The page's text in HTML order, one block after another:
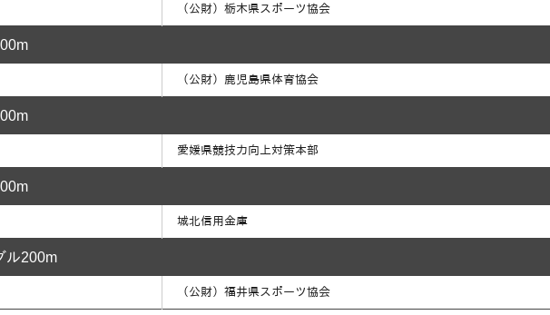
（公財）栃木県スポーツ協会
（公財）鹿児島県体育協会
愛媛県競技力向上対策本部
城北信用金庫
ル200m
（公財）福井県スポーツ協会